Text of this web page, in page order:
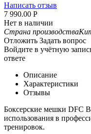
Написать отзыв
7 990.00 Р
Нет в наличии
Страна производства
Отложить Задать вопрос
Войдите в учётную
ответе
Описание
Характеристики
Отзывы
Боксерские мешки DFC
использования в
тренировок.